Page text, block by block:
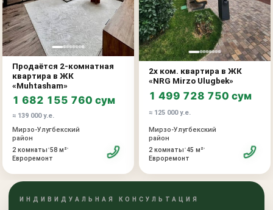
Продаётся 2-комнатная
квартира в ЖК
«Muhtasham»
1 682 155 760 сум
≈ 139 000 у.е.
Мирзо-Улугбекский
район
2 комнаты•58 м²•
Евроремонт
2х ком. квартира в ЖК
«NRG Mirzo Ulugbek»
1 499 728 750 сум
≈ 125 000 у.е.
Мирзо-Улугбекский
район
2 комнаты•45 м²•
Евроремонт
ИНДИВИДУАЛЬНАЯ КОНСУЛЬТАЦИЯ